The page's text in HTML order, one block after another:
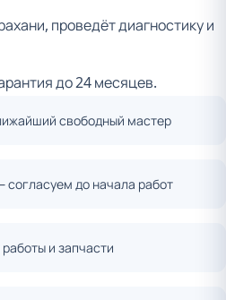
проведёт диагностику и
до 24 месяцев.
свободный мастер
согласуем до начала работ
и запчасти